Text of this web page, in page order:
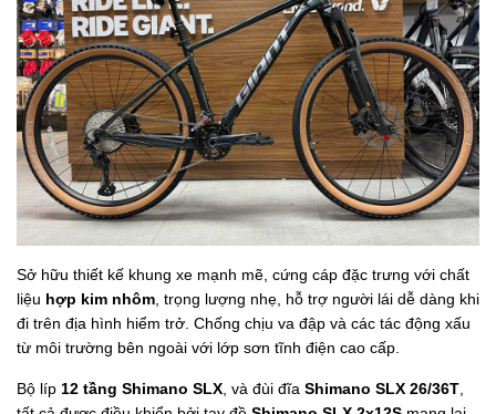
Sở hữu thiết kế khung xe mạnh mẽ, cứng cáp đặc trưng với chất
liệu hợp kim nhôm , trọng lượng nhẹ, hỗ trợ người lái dễ dàng khi
đi trên địa hình hiểm trở. Chống chịu va đập và các tác động xấu
từ môi trường bên ngoài với lớp sơn tĩnh điện cao cấp.
Bộ líp 12 tầng Shimano SLX , và đùi đĩa Shimano SLX 26/36T